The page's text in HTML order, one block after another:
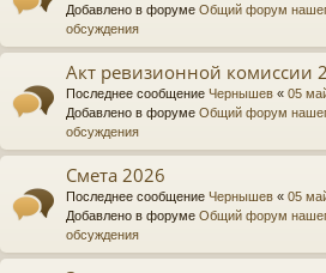
Добавлено в форуме Общий форум
обсуждения
Акт ревизионной комиссии
Последнее сообщение Чернышев « 05
Добавлено в форуме Общий форум
обсуждения
Смета 2026
Последнее сообщение Чернышев « 05
Добавлено в форуме Общий форум
обсуждения